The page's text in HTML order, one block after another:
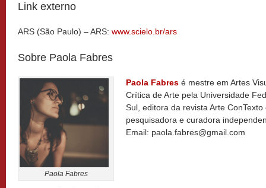
Link externo
ARS (São Paulo) – ARS: www.scielo.br/ars
Sobre Paola Fabres
Paola Fabres
Paola Fabres é mestre em Artes
Crítica de Arte pela Universidade
Sul, editora da revista Arte
pesquisadora e curadora
Email: paola.fabres@gmail.com